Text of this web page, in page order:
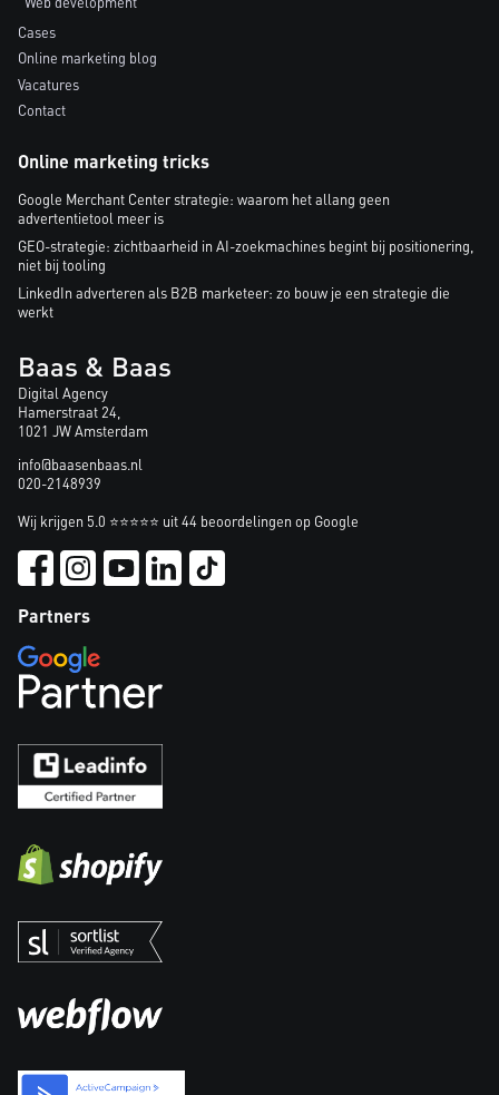
Cases
Online marketing blog
Vacatures
Contact
Online marketing tricks
Google Merchant Center strategie: waarom het allang geen
advertentietool meer is
GEO-strategie: zichtbaarheid in AI-zoekmachines begint bij positionering,
niet bij tooling
LinkedIn adverteren als B2B marketeer: zo bouw je een strategie die
werkt
Baas & Baas
Digital Agency
Hamerstraat 24,
1021 JW Amsterdam
info@baasenbaas.nl
020-2148939
Wij krijgen 5.0 ⭐⭐⭐⭐⭐ uit 44 beoordelingen op Google
Partners